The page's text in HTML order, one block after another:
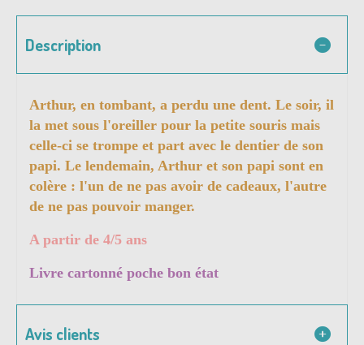
Description
Arthur, en tombant, a perdu une dent. Le soir, il
la met sous l'oreiller pour la petite souris mais
celle-ci se trompe et part avec le dentier de son
papi. Le lendemain, Arthur et son papi sont en
colère : l'un de ne pas avoir de cadeaux, l'autre
de ne pas pouvoir manger.
A partir de 4/5 ans
Livre cartonné poche bon état
Avis clients